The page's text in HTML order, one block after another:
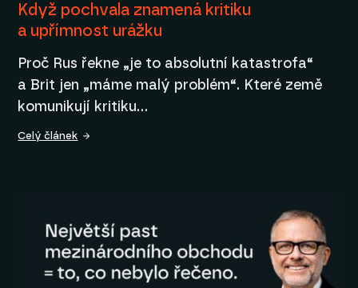
Když pochvala znamená kritiku
a upřímnost urážku
Proč Rus řekne „je to absolutní katastrofa“
a Brit jen „máme malý problém“. Které země
komunikují kritiku…
Celý článek